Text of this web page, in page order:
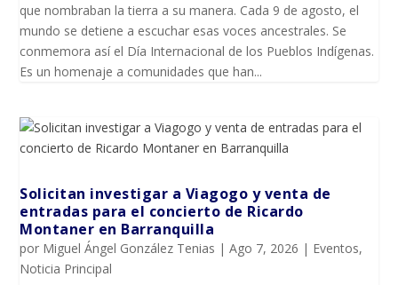
que nombraban la tierra a su manera. Cada 9 de agosto, el
mundo se detiene a escuchar esas voces ancestrales. Se
conmemora así el Día Internacional de los Pueblos Indígenas.
Es un homenaje a comunidades que han...
Solicitan investigar a Viagogo y venta de
entradas para el concierto de Ricardo
Montaner en Barranquilla
por Miguel Ángel González Tenias |Ago 7, 2026 | Eventos,
Noticia Principal